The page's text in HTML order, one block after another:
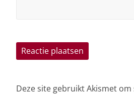
Deze site gebruikt Akismet